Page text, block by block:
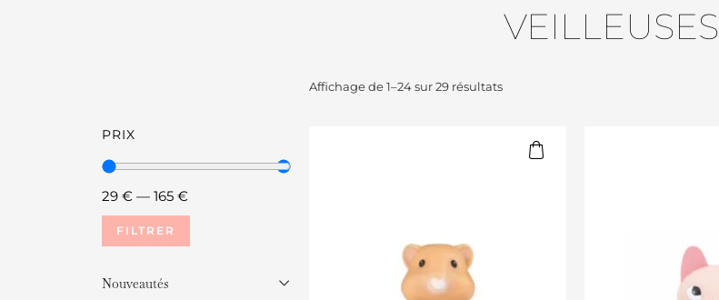
VEILLEUSES
PRIX
29 € — 165 €
FILTRER
Nouveautés
Affichage de 1–24 sur 29 résultats